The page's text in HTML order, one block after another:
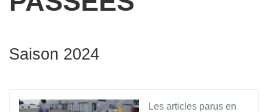
Saison 2024
Les articles parus en